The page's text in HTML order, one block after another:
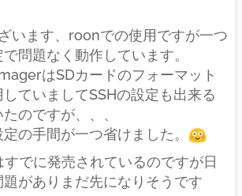
います、roonでの使用ですが一つ
問題なく動作しています。
はSDカードのフォーマット
ていましてSSHの設定も出来る
のですが、、、
の手間が一つ省けました。
でに発売されているのですが日
がありまだ先になりそうです